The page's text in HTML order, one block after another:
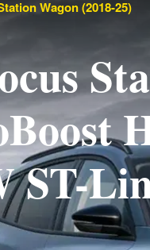
Wagon (2018-25)
ST-